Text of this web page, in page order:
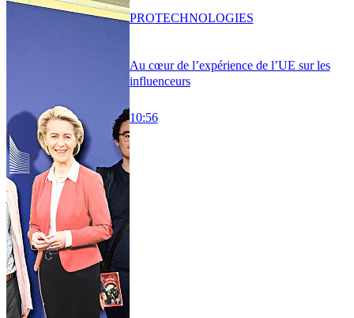
Au cœur de l’expérience de l’UE sur les
influenceurs
10:56
PROTECHNOLOGIES